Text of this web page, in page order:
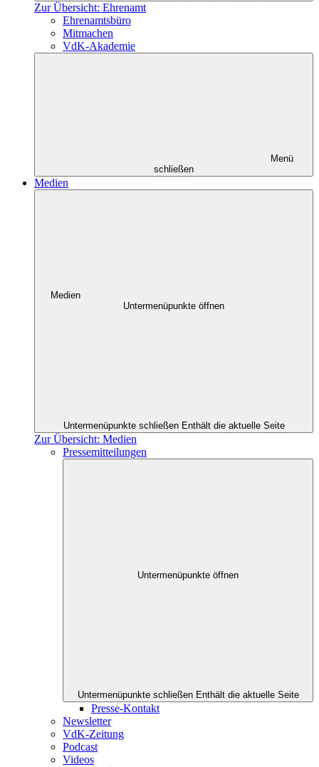
Zur Übersicht: Ehrenamt
Ehrenamtsbüro
Mitmachen
VdK-Akademie
Menü
schließen
Medien
Medien
Untermenüpunkte öffnen
Untermenüpunkte schließen Enthält die aktuelle Seite
Zur Übersicht: Medien
Pressemitteilungen
Untermenüpunkte öffnen
Untermenüpunkte schließen Enthält die aktuelle Seite
Presse-Kontakt
Newsletter
VdK-Zeitung
Podcast
Videos